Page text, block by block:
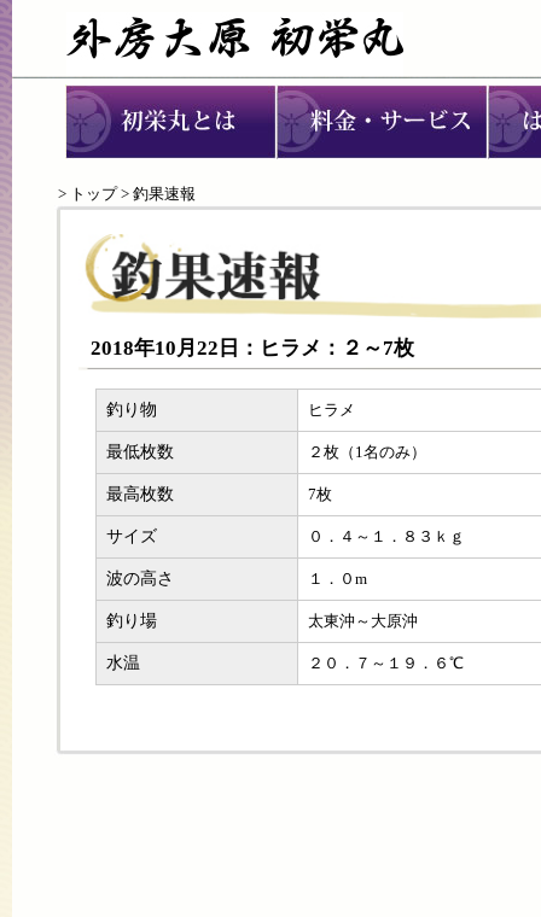
> トップ> 釣果速報
2018年10月22日：ヒラメ：２～7枚
釣り物 ヒラメ
最低枚数 ２枚（1名のみ）
最高枚数 7枚
サイズ ０．４～１．８３ｋｇ
波の高さ １．０m
釣り場 太東沖～大原沖
水温 ２０．７～１９．６℃